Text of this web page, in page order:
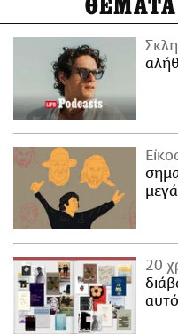
ΘΕΜΑΤΑ
20